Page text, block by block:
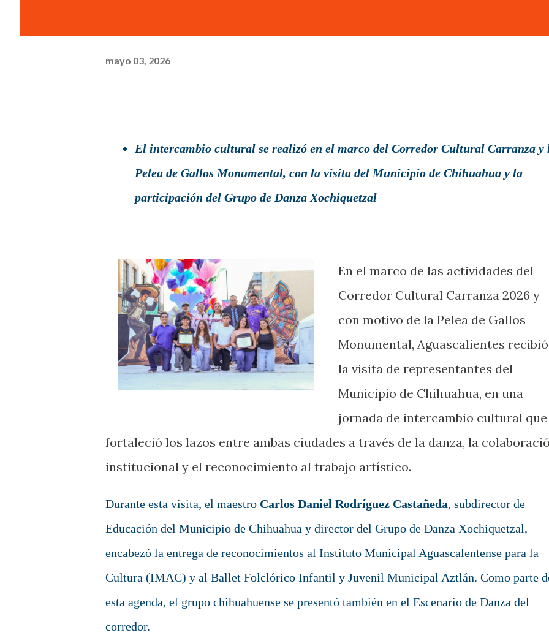
mayo 03, 2026
El intercambio cultural se realizó en el marco del Corredor Cultural Carranza y
Pelea de Gallos Monumental, con la visita del Municipio de Chihuahua y la
participación del Grupo de Danza Xochiquetzal
En el marco de las actividades del
Corredor Cultural Carranza 2026 y
con motivo de la Pelea de Gallos
Monumental, Aguascalientes recibió
la visita de representantes del
Municipio de Chihuahua, en una
jornada de intercambio cultural que
fortaleció los lazos entre ambas ciudades a través de la danza, la
institucional y el reconocimiento al trabajo artístico.
Durante esta visita, el maestro Carlos Daniel Rodríguez Castañeda, subdirector de
Educación del Municipio de Chihuahua y director del Grupo de Danza Xochiquetzal,
encabezó la entrega de reconocimientos al Instituto Municipal Aguascalentense para la
Cultura (IMAC) y al Ballet Folclórico Infantil y Juvenil Municipal Aztlán. Como parte
esta agenda, el grupo chihuahuense se presentó también en el Escenario de Danza del
corredor.